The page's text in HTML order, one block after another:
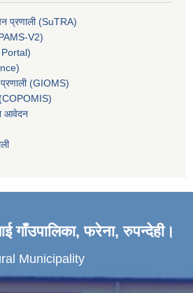
प्रणाली (SuTRA)
V2)
Portal)
प्रणाली (GIOMS)
(COPOMIS)
आवेदन
गाँउपालिका, फरेना, रुपन्देही।
Municipality